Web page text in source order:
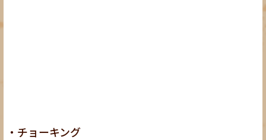
・チョーキング